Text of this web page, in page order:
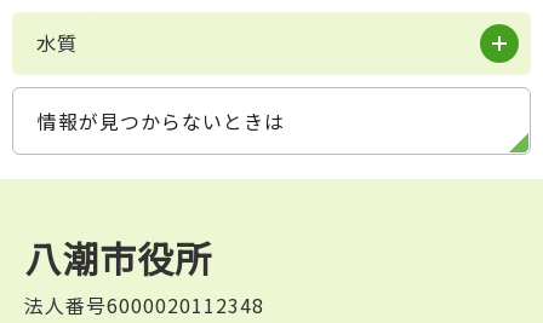
水質
情報が見つからないときは
八潮市役所
法人番号6000020112348